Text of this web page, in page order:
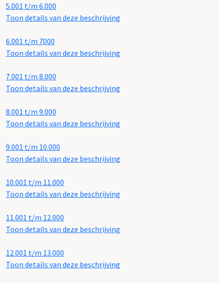
5.001 t/m 6.000
Toon details van deze beschrijving
6.001 t/m 7000
Toon details van deze beschrijving
7.001 t/m 8.000
Toon details van deze beschrijving
8.001 t/m 9.000
Toon details van deze beschrijving
9.001 t/m 10.000
Toon details van deze beschrijving
10.001 t/m 11.000
Toon details van deze beschrijving
11.001 t/m 12.000
Toon details van deze beschrijving
12.001 t/m 13.000
Toon details van deze beschrijving